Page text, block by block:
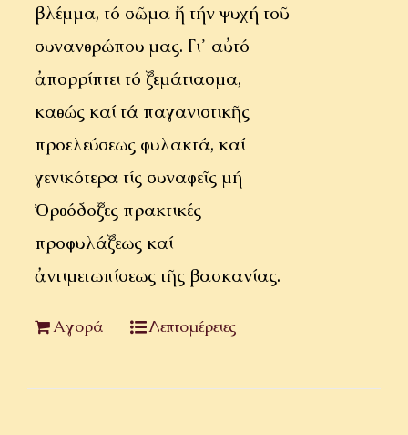
βλέμμα, τό σῶμα ἤ τήν ψυχή τοῦ
συνανθρώπου μας. Γι᾿ αὐτό
ἀπορρίπτει τό ξεμάτιασμα,
καθώς καί τά παγανιστικῆς
προελεύσεως φυλακτά, καί
γενικότερα τίς συναφεῖς μή
Ὀρθόδοξες πρακτικές
προφυλάξεως καί
ἀντιμετωπίσεως τῆς βασκανίας.
Αγορά Λεπτομέρειες